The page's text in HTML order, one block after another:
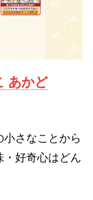
あかど
さなことから
・好奇心はどん